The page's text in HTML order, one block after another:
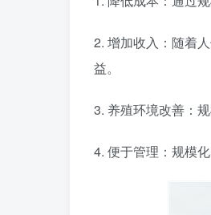
2. 增加收入：随着
益。
3. 养殖环境改善：
4. 便于管理：规模